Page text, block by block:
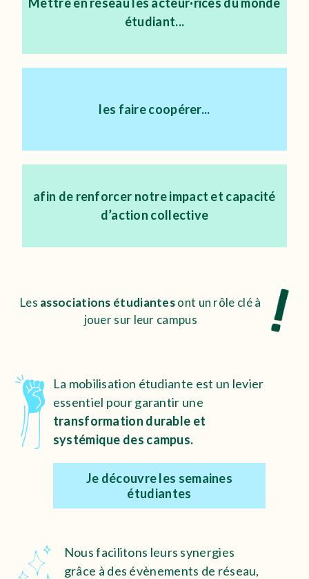
étudiant...
les faire coopérer...
afin de renforcer notre impact et capacité
d’action collective
Les associations étudiantesont un rôle clé à
jouer sur leur campus
La mobilisation étudiante est un levier
essentiel pour garantir une
transformation durable et
systémique des campus.
Je découvre les semaines
étudiantes
Nous facilitons leurs synergies
grâce à des évènements de réseau,